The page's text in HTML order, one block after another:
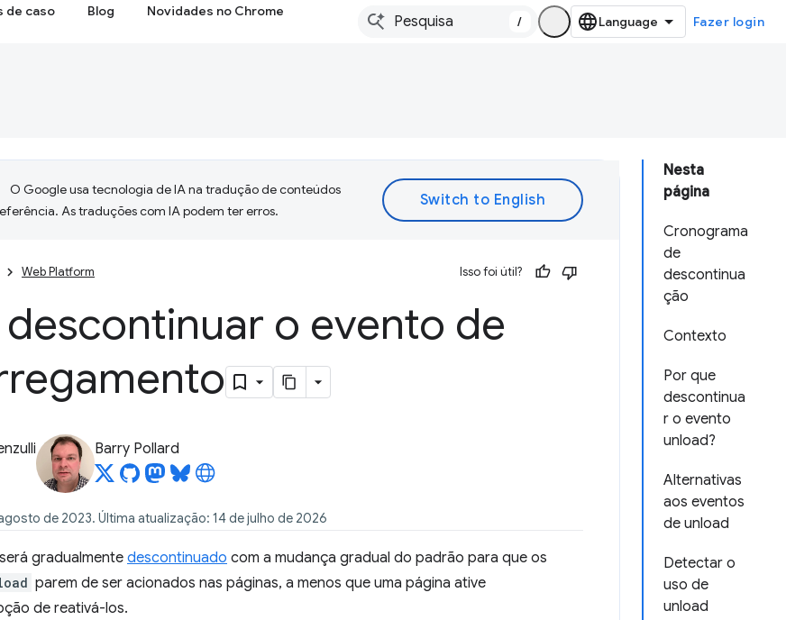
de caso Blog Novidades no Chrome
/ Fazer login
Nesta
página
Cronograma
de
descontinua
ção
Contexto
Por que
descontinua
r o evento
unload?
Alternativas
aos eventos
de unload
Detectar o
uso de
unload
O Google usa tecnologia de IA na tradução de conteúdos
As traduções com IA podem ter erros.
Web Platform Isso foi útil?
o evento de
Barry Pollard
de 2023. Última atualização: 14 de julho de 2026
será gradualmente descontinuado com a mudança gradual do padrão para que os
parem de ser acionados nas páginas, a menos que uma página ative
de reativá-los.